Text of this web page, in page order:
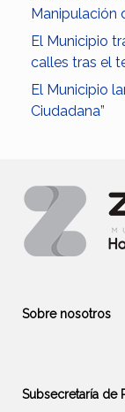
Manipulación
El Municipio
calles tras el
El Municipio
Ciudadana”
Sobre nosotros
Subsecretaría de